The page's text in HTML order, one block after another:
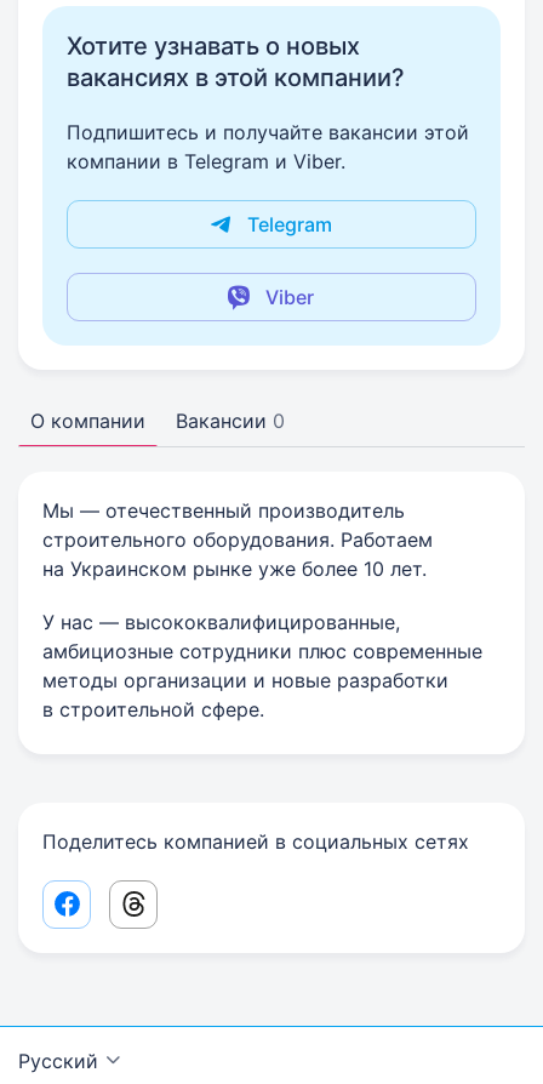
Хотите узнавать о новых
вакансиях в этой компании?
Подпишитесь и получайте вакансии этой
компании в Telegram и Viber.
Telegram
Viber
О компании Вакансии 0
Мы — отечественный производитель
строительного оборудования. Работаем
на Украинском рынке уже более 10 лет.
У нас — высококвалифицированные,
амбициозные сотрудники плюс современные
методы организации и новые разработки
в строительной сфере.
Поделитесь компанией в социальных сетях
Facebook share link
Threads share link
Русский